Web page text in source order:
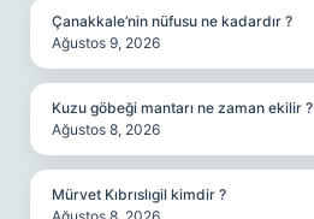
Çanakkale’nin nüfusu ne kadardır ?
Ağustos 9, 2026
Kuzu göbeği mantarı ne zaman ekilir ?
Ağustos 8, 2026
Mürvet Kıbrıslıgil kimdir ?